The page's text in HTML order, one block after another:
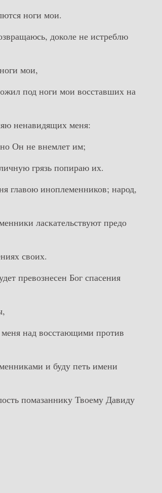
ноги мои.
доколе не истреблю
мои,
под ноги мои восставших на
ненавидящих меня:
Он не внемлет им;
грязь попираю их.
главою иноплеменников; народ,
ласкательствуют предо
своих.
превознесен Бог спасения
над восстающими против
и буду петь имени
помазаннику Твоему Давиду